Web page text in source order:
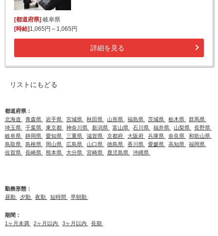
[都道府県] 岐阜県
[時給] 1,065円～1,065円
詳細を見る
リストにもどる
都道府県：
北海道
青森県 岩手県 宮城県 秋田県 山形県 福島県 茨城県 栃木県
群馬県
埼玉県
千葉県 東京都 神奈川県 新潟県 富山県 石川県 福井県 山梨県
長野県
岐阜県
静岡県 愛知県 三重県 滋賀県 京都府 大阪府 兵庫県 奈良県
和歌山県
鳥取県
島根県 岡山県 広島県 山口県 徳島県 香川県 愛媛県 高知県
福岡県
佐賀県
長崎県 熊本県 大分県 宮崎県 鹿児島県 沖縄県
勤務形態：
昼勤
夕勤 夜勤 短時間 早朝勤
期間：
1ヶ月未満
2ヶ月以内 3ヶ月以内 長期